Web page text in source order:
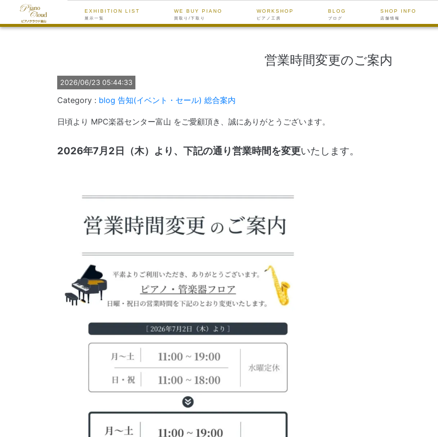
EXHIBITION LIST
展示一覧
WE BUY PIANO
買取り/下取り
WORKSHOP
ピアノ工房
BLOG
ブログ
SHOP INFO
店舗情報
営業時間変更のご案内
2026/06/23 05:44:33
blog 告知(イベント・セール) 総合案内
日頃より MPC楽器センター富山 をご愛顧頂き、誠にありがとうございます。
2026年7月2日（木）より、下記の通り営業時間を変更いたします。